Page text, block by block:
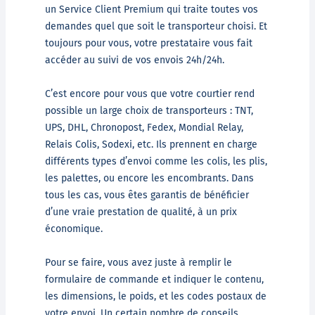
un Service Client Premium qui traite toutes vos
demandes quel que soit le transporteur choisi. Et
toujours pour vous, votre prestataire vous fait
accéder au suivi de vos envois 24h/24h.
C’est encore pour vous que votre courtier rend
possible un large choix de transporteurs : TNT,
UPS, DHL, Chronopost, Fedex, Mondial Relay,
Relais Colis, Sodexi, etc. Ils prennent en charge
différents types d’envoi comme les colis, les plis,
les palettes, ou encore les encombrants. Dans
tous les cas, vous êtes garantis de bénéficier
d’une vraie prestation de qualité, à un prix
économique.
Pour se faire, vous avez juste à remplir le
formulaire de commande et indiquer le contenu,
les dimensions, le poids, et les codes postaux de